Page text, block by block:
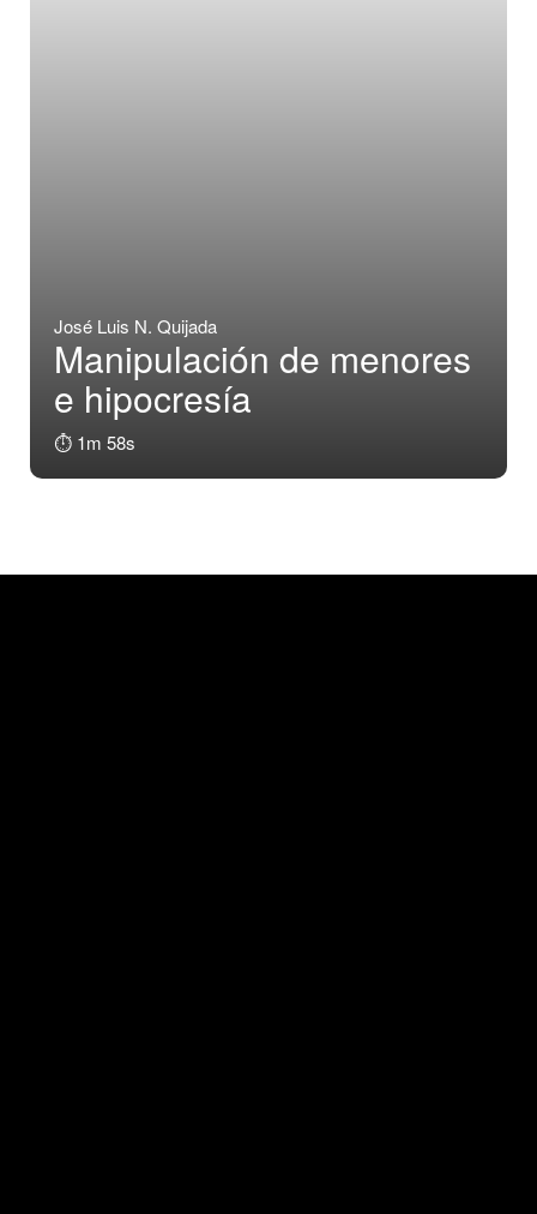
José Luis N. Quijada
Manipulación de menores
e hipocresía
⏱️ 1m 58s